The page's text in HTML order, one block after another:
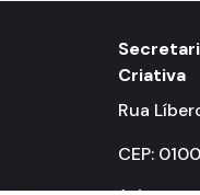
Criativa
Rua
CEP: